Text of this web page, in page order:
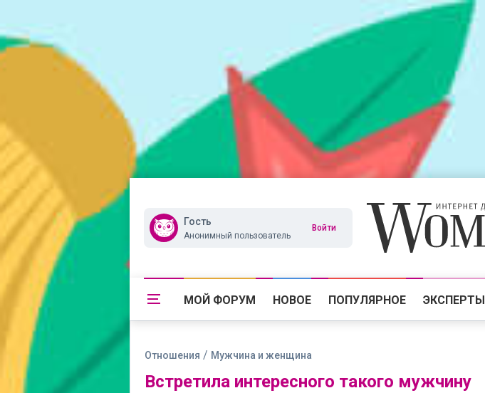
Гость
Анонимный пользователь
Войти
МОЙ ФОРУМ НОВОЕ ПОПУЛЯРНОЕ ЭКСПЕРТЫ
Отношения / Мужчина и женщина
Встретила интересного такого мужчину